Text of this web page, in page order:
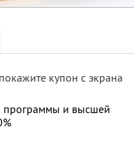
купон с экрана
программы и высшей